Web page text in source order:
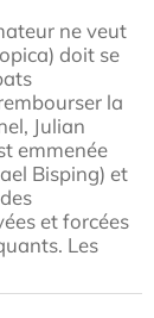
ne veut
doit se
la
Julian
emmenée
Bisping) et
et forcées
Les